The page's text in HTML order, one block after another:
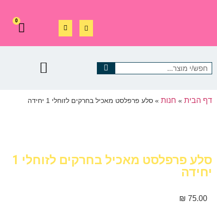
0
דף הבית » חנות » סלע פרפלסט מאכיל בחרקים לזוחלי 1 יחידה
סלע פרפלסט מאכיל בחרקים לזוחלי 1
יחידה
₪ 75.00